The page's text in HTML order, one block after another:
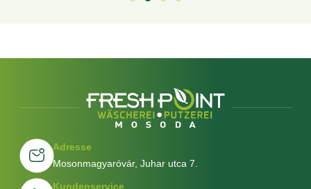
Adresse
Mosonmagyaróvár, Juhar utca 7.
Kundenservice